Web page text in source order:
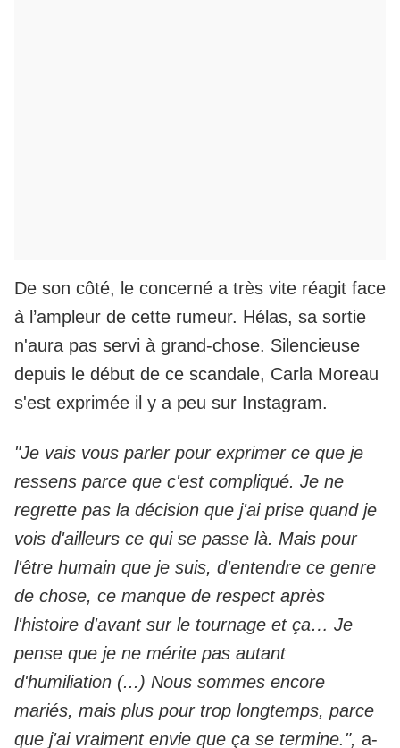
De son côté, le concerné a très vite réagit face
à l’ampleur de cette rumeur. Hélas, sa sortie
n'aura pas servi à grand-chose. Silencieuse
depuis le début de ce scandale, Carla Moreau
s'est exprimée il y a peu sur Instagram.
"Je vais vous parler pour exprimer ce que je
ressens parce que c'est compliqué. Je ne
regrette pas la décision que j'ai prise quand je
vois d'ailleurs ce qui se passe là. Mais pour
l'être humain que je suis, d'entendre ce genre
de chose, ce manque de respect après
l'histoire d'avant sur le tournage et ça… Je
pense que je ne mérite pas autant
d'humiliation (...) Nous sommes encore
mariés, mais plus pour trop longtemps, parce
que j'ai vraiment envie que ça se termine.", a-